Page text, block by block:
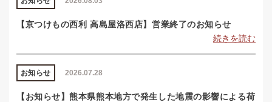
【京つけもの西利 高島屋洛西店】営業終了のお知らせ
続きを読む
2026.07.28
お知らせ
【お知らせ】熊本県熊本地方で発生した地震の影響による荷